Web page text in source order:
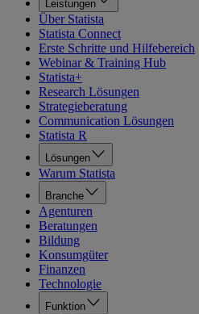
Leistungen
Über Statista
Statista Connect
Erste Schritte und Hilfebereich
Webinar & Training Hub
Statista+
Research Lösungen
Strategieberatung
Communication Lösungen
Statista R
Lösungen
Warum Statista
Branche
Agenturen
Beratungen
Bildung
Konsumgüter
Finanzen
Technologie
Funktion